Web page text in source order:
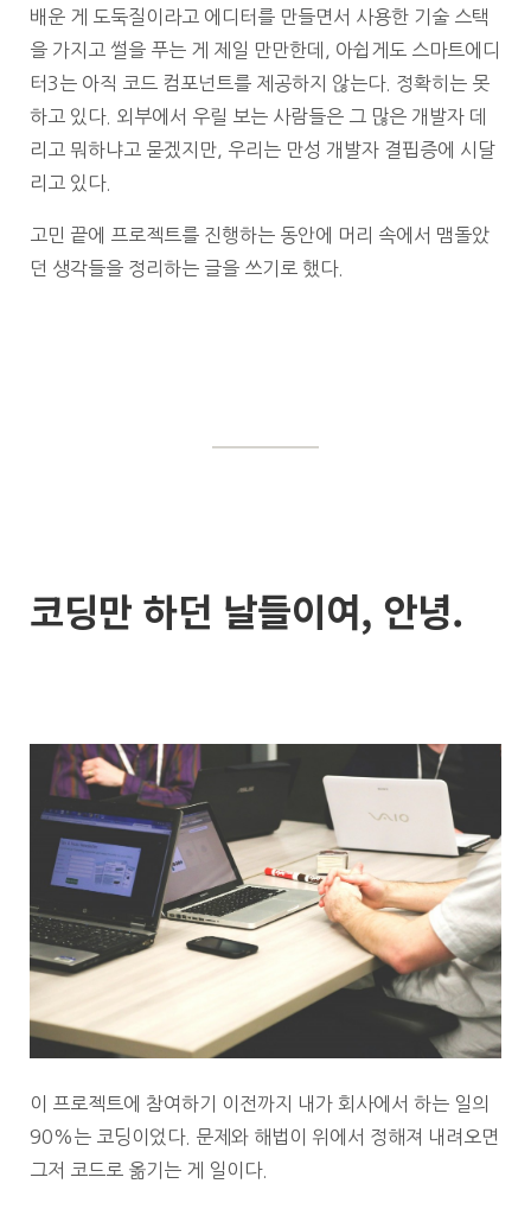
배운 게 도둑질이라고 에디터를 만들면서 사용한 기술 스택
을 가지고 썰을 푸는 게 제일 만만한데, 아쉽게도 스마트에디
터3는 아직 코드 컴포넌트를 제공하지 않는다. 정확히는 못
하고 있다. 외부에서 우릴 보는 사람들은 그 많은 개발자 데
리고 뭐하냐고 묻겠지만, 우리는 만성 개발자 결핍증에 시달
리고 있다.
고민 끝에 프로젝트를 진행하는 동안에 머리 속에서 맴돌았
던 생각들을 정리하는 글을 쓰기로 했다.
코딩만 하던 날들이여, 안녕.
이 프로젝트에 참여하기 이전까지 내가 회사에서 하는 일의
90%는 코딩이었다. 문제와 해법이 위에서 정해져 내려오면
그저 코드로 옮기는 게 일이다.